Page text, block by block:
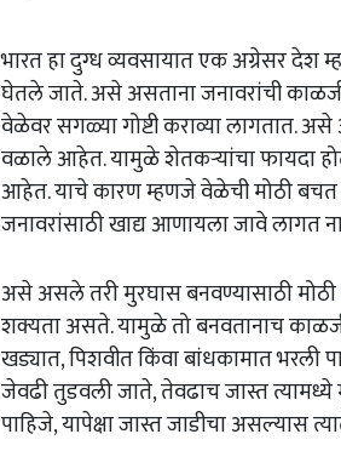
भारत हा दुग्ध व्यवसायात एक अग्रेसर देश
घेतले जाते. असे असताना जनावरांची
वेळेवर सगळ्या गोष्टी कराव्या लागतात.
वळाले आहेत. यामुळे शेतकऱ्यांचा फायदा
आहेत. याचे कारण म्हणजे वेळेची मोठी
जनावरांसाठी खाद्य आणायला जावे लागत
असे असले तरी मुरघास बनवण्यासाठी मोठी
शक्यता असते. यामुळे तो बनवतानाच
खड्यात, पिशवीत किंवा बांधकामात भरली
जेवढी तुडवली जाते, तेवढाच जास्त
पाहिजे, यापेक्षा जास्त जाडीचा